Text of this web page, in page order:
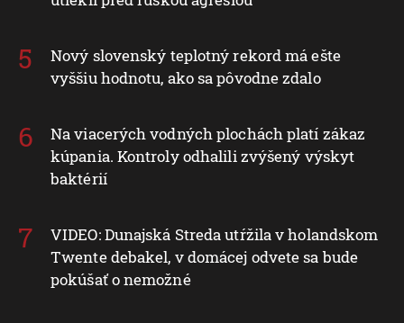
Nový slovenský teplotný rekord má ešte
vyššiu hodnotu, ako sa pôvodne zdalo
Na viacerých vodných plochách platí zákaz
kúpania. Kontroly odhalili zvýšený výskyt
baktérií
VIDEO: Dunajská Streda utŕžila v holandskom
Twente debakel, v domácej odvete sa bude
pokúšať o nemožné